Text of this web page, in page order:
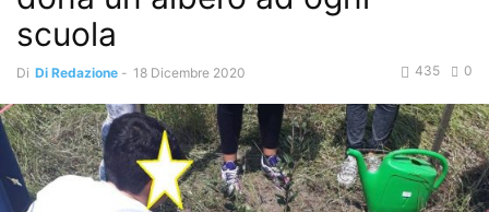
scuola
Di Di Redazione - 18 Dicembre 2020 0
435